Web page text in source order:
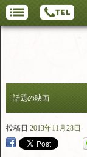
話題の映画
投稿日 2013年11月28日